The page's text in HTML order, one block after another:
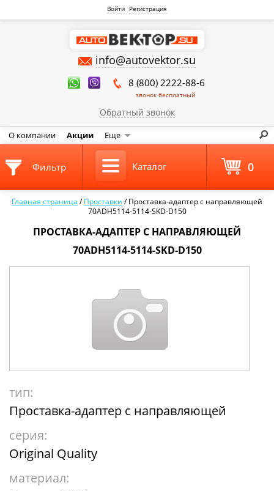
Войти Регистрация
info@autovektor.su
8 (800) 2222-88-6
звонок бесплатный
Обратный звонок
О компании Акции Еще
Главная страница /Проставки /Проставка-адаптер с направляющей
70ADH5114-5114-SKD-D150
ПРОСТАВКА-АДАПТЕР С НАПРАВЛЯЮЩЕЙ
70ADH5114-5114-SKD-D150
тип:
Проставка-адаптер с направляющей
серия:
Original Quality
материал:
Фильтр Каталог 0